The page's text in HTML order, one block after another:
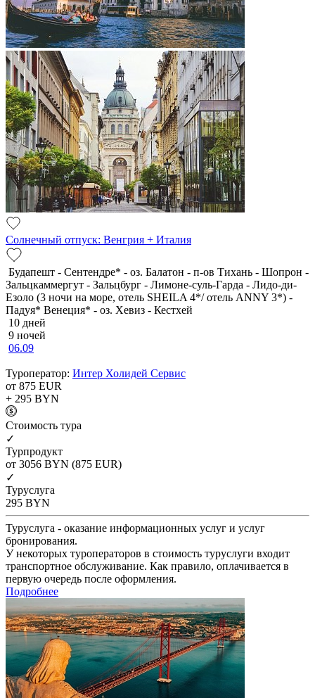
Солнечный отпуск: Венгрия + Италия
Будапешт - Сентендре* - оз. Балатон - п-ов Тихань - Шопрон -
Зальцкаммергут - Зальцбург - Лимоне-суль-Гарда - Лидо-ди-
Езоло (3 ночи на море, отель SHEILA 4*/ отель ANNY 3*) -
Падуя* Венеция* - оз. Хевиз - Кестхей
10 дней
9 ночей
06.09
Туроператор: Интер Холидей Сервис
от 875 EUR
+ 295 BYN
Cтоимость тура
✓
Турпродукт
от 3056 BYN (875 EUR)
✓
Туруслуга
295 BYN
Туруслуга - оказание информационных услуг и услуг
бронирования.
У некоторых туроператоров в стоимость туруслуги входит
транспортное обслуживание. Как правило, оплачивается в
первую очередь после оформления.
Подробнее